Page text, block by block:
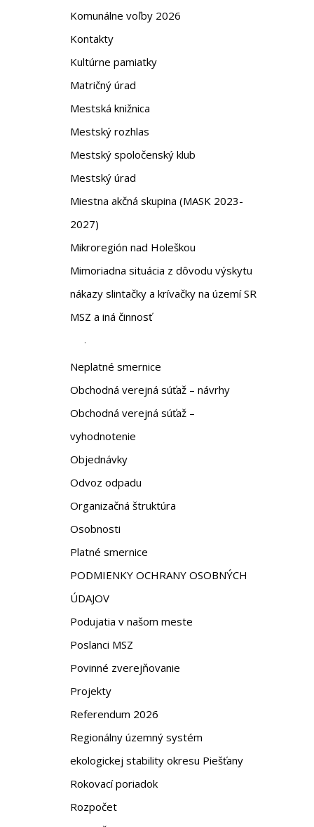
Komunálne voľby 2026
Kontakty
Kultúrne pamiatky
Matričný úrad
Mestská knižnica
Mestský rozhlas
Mestský spoločenský klub
Mestský úrad
Miestna akčná skupina (MASK 2023-
2027)
Mikroregión nad Holeškou
Mimoriadna situácia z dôvodu výskytu
nákazy slintačky a krívačky na území SR
MSZ a iná činnosť
.
Neplatné smernice
Obchodná verejná súťaž – návrhy
Obchodná verejná súťaž –
vyhodnotenie
Objednávky
Odvoz odpadu
Organizačná štruktúra
Osobnosti
Platné smernice
PODMIENKY OCHRANY OSOBNÝCH
ÚDAJOV
Podujatia v našom meste
Poslanci MSZ
Povinné zverejňovanie
Projekty
Referendum 2026
Regionálny územný systém
ekologickej stability okresu Piešťany
Rokovací poriadok
Rozpočet